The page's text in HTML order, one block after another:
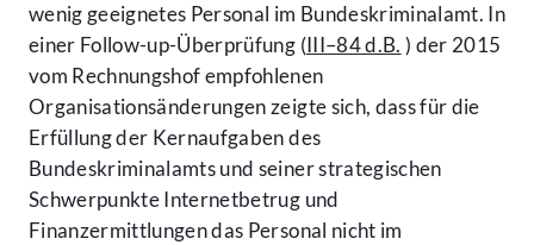
wenig geeignetes Personal im Bundeskriminalamt. In
einer Follow-up-Überprüfung (III–84 d.B. ) der 2015
vom Rechnungshof empfohlenen
Organisationsänderungen zeigte sich, dass für die
Erfüllung der Kernaufgaben des
Bundeskriminalamts und seiner strategischen
Schwerpunkte Internetbetrug und
Finanzermittlungen das Personal nicht im